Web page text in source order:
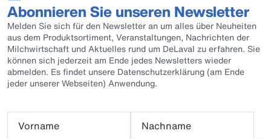
Abonnieren Sie unseren Newsletter
Melden Sie sich für den Newsletter an um alles über Neuheiten
aus dem Produktsortiment, Veranstaltungen, Nachrichten der
Milchwirtschaft und Aktuelles rund um DeLaval zu erfahren. Sie
können sich jederzeit am Ende jedes Newsletters wieder
abmelden. Es findet unsere Datenschutzerklärung (am Ende
jeder unserer Webseiten) Anwendung.
Vorname
Nachname